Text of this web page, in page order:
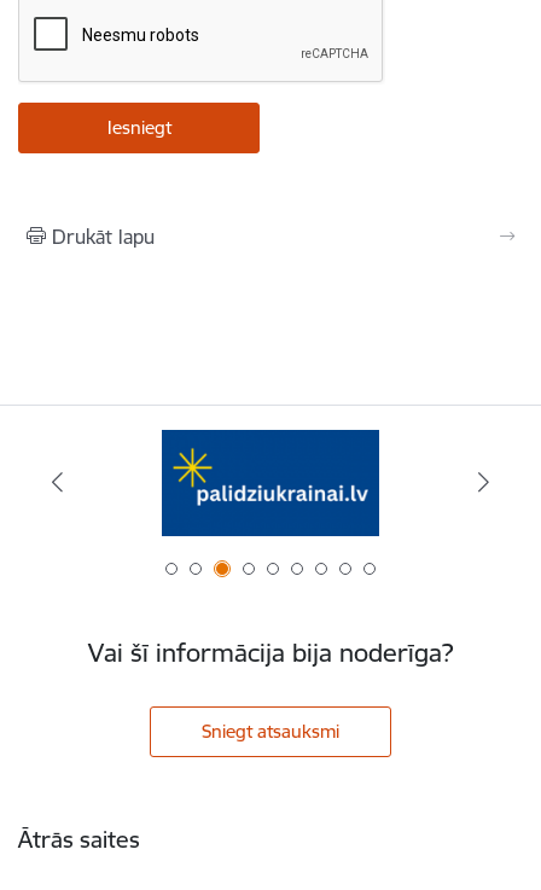
Drukāt lapu
Vai šī informācija bija noderīga?
Sniegt atsauksmi
Ātrās saites